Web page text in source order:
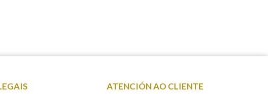
ATENCIÓN AO CLIENTE